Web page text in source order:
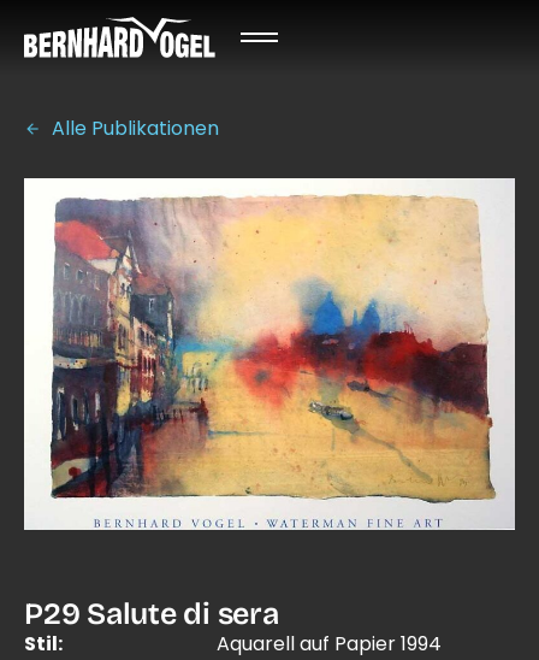
Alle Publikationen
P29 Salute di sera
Stil:
Aquarell auf Papier 1994